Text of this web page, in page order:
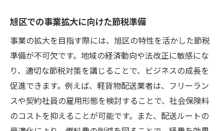
旭区での事業拡大に向けた節税準備
事業の拡大を目指す際には、旭区の特性を活かした節税
準備が不可欠です。地域の経済動向や法改正に敏感にな
り、適切な節税対策を講じることで、ビジネスの成長を
促進できます。例えば、軽貨物配送業者は、フリーラン
スや契約社員の雇用形態を検討することで、社会保険料
のコストを抑えることが可能です。また、配送ルートの